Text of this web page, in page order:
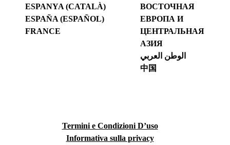
ESPANYA (CATALÀ)
ESPAÑA (ESPAÑOL)
FRANCE
ВОСТОЧНАЯ
ЕВРОПА И
ЦЕНТРАЛЬНАЯ
АЗИЯ
الوطن العربي
中国
Termini e Condizioni D’uso
Informativa sulla privacy